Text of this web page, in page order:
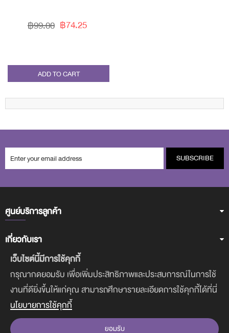
เว็บไซต์นี้มีการใช้คุกกี้
กรุณากดยอมรับ เพื่อเพิ่มประสิทธิภาพและประสบการณ์ในการใช้
งานที่ดียิ่งขึ้นให้แก่คุณ สามารถศึกษารายละเอียดการใช้คุกกี้ได้ที่นี่
นโยบายการใช้คุกกี้
ยอมรับ
฿74.25
฿99.00
ADD TO CART
SUBSCRIBE
ศูนย์บริการลูกค้า
เกี่ยวกับเรา
ฝ่ายบริการลูกค้า
ดาวน์โหลดแอพฯ